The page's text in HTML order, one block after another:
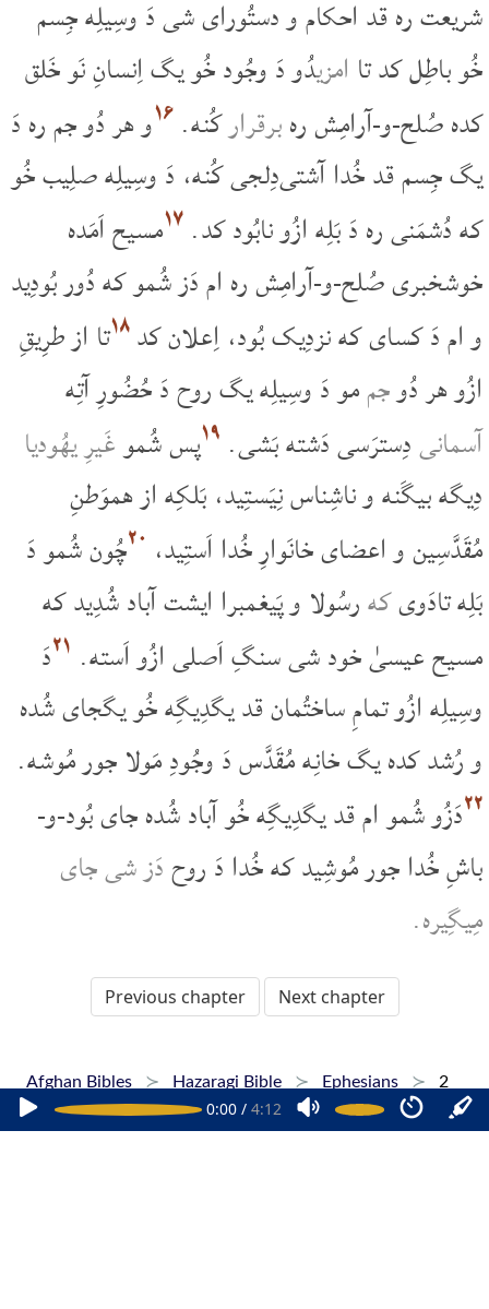
0:00 / 4:12
شریعت ره قد احکام و دستُورای شی دَ وسِیلِه جِسم
خُو باطِل کد تا امزیدُو دَ وجُود خُو یگ اِنسانِ نَو خَلق
کده صُلح-و-آرامِش رهبرقرارکُنه.۱۶و هر دُو جم ره دَ
یگ جِسم قد خُدا آشتی‌دِلجی کُنه، دَ وسِیلِه صلِیب خُو
که دُشمَنی ره دَ بَلِه ازُو نابُود کد.۱۷مسیح اَمَده
خوشخبری صُلح-و-آرامِش ره ام دَز شُمو که دُور بُودِید
و ام دَ کسای که نزدِیک بُود، اِعلان کد۱۸تا از طرِیقِ
ازُو هر دُوجممو دَ وسِیلِه یگ روح دَ حُضُورِ آتِه
آسمانیدِسترَسی دَشته بَشی. ۱۹پس شُموغَیرِ یهُودیا
دِیگه بیگَنه و ناشِناس نِیَستِید، بَلکِه از هموَطنِ
مُقَدَّسِین و اعضای خانَوارِ خُدا اَستِید، ۲۰چُون شُمو دَ
بَلِه تادَویکهرسُولا و پَیغمبرا ایشت آباد شُدِید که
مسیح عیسیٰ خود شی سنگِ اَصلی ازُو اَسته. ۲۱دَ
وسِیلِه ازُو تمامِ ساختُمان قد یگدِیگِه خُو یگجای شُده
و رُشد کده یگ خانِه مُقَدَّس دَ وجُودِ مَولا جور مُوشه.
۲۲دَزُو شُمو ام قد یگدِیگِه خُو آباد شُده جای بُود-و-
باشِ خُدا جور مُوشِید که خُدا دَ روحدَز شی جای
مِیگِیره.
Previous chapter Next chapter
Afghan Bibles Hazaragi Bible Ephesians 2